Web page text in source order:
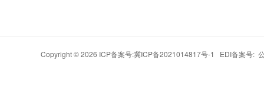
Copyright © 2026 ICP备案号:冀ICP备2021014817号-1 EDI备案号: